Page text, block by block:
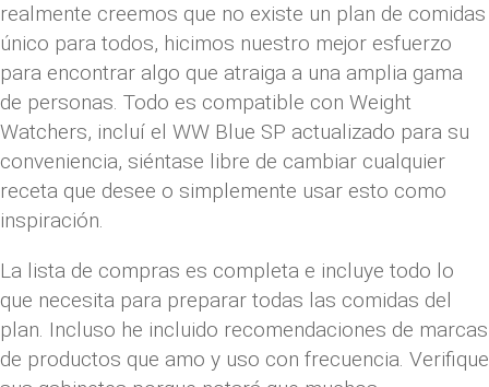
realmente creemos que no existe un plan de comidas
único para todos, hicimos nuestro mejor esfuerzo
para encontrar algo que atraiga a una amplia gama
de personas. Todo es compatible con Weight
Watchers, incluí el WW Blue SP actualizado para su
conveniencia, siéntase libre de cambiar cualquier
receta que desee o simplemente usar esto como
inspiración.
La lista de compras es completa e incluye todo lo
que necesita para preparar todas las comidas del
plan. Incluso he incluido recomendaciones de marcas
de productos que amo y uso con frecuencia. Verifique